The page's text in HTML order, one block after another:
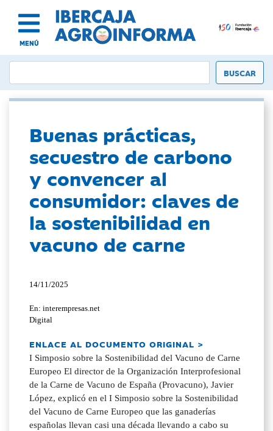
MENÚ
Buenas prácticas,
secuestro de carbono
y convencer al
consumidor: claves de
la sostenibilidad en
vacuno de carne
14/11/2025
En: interempresas.net
Digital
ENLACE AL DOCUMENTO ORIGINAL >
I Simposio sobre la Sostenibilidad del Vacuno de Carne
Europeo El director de la Organización Interprofesional
de la Carne de Vacuno de España (Provacuno), Javier
López, explicó en el I Simposio sobre la Sostenibilidad
del Vacuno de Carne Europeo que las ganaderías
españolas llevan casi una década llevando a cabo su